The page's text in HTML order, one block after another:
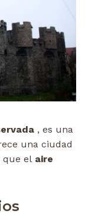
, es una
una ciudad
que el aire